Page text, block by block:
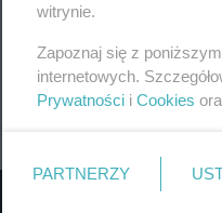
witrynie.
Zapoznaj się z
internetowych.
Prywatności i Cookies
PARTNERZY